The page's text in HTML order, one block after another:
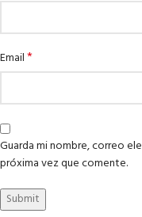
Email*
Guarda mi nombre, correo
próxima vez que comente.